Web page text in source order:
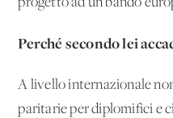
Perché secondo lei
A livello internazionale
paritarie per diplomifici e